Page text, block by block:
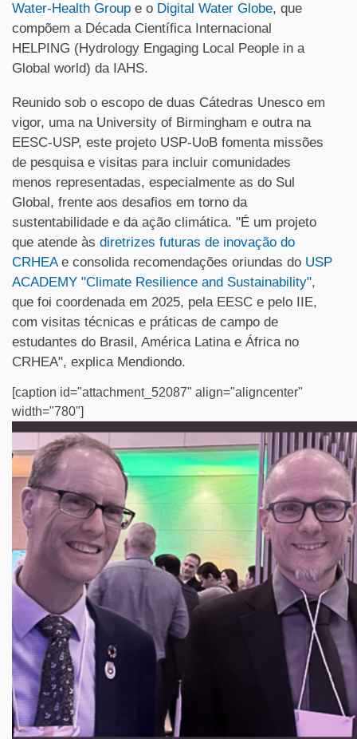
Water-Health Group e o Digital Water Globe, que
compõem a Década Científica Internacional
HELPING (Hydrology Engaging Local People in a
Global world) da IAHS.
Reunido sob o escopo de duas Cátedras Unesco em
vigor, uma na University of Birmingham e outra na
EESC-USP, este projeto USP-UoB fomenta missões
de pesquisa e visitas para incluir comunidades
menos representadas, especialmente as do Sul
Global, frente aos desafios em torno da
sustentabilidade e da ação climática. "É um projeto
que atende às diretrizes futuras de inovação do
CRHEAe consolida recomendações oriundas do USP
ACADEMY "Climate Resilience and Sustainability",
que foi coordenada em 2025, pela EESC e pelo IIE,
com visitas técnicas e práticas de campo de
estudantes do Brasil, América Latina e África no
CRHEA", explica Mendiondo.
[caption id="attachment_52087" align="aligncenter"
width="780"]